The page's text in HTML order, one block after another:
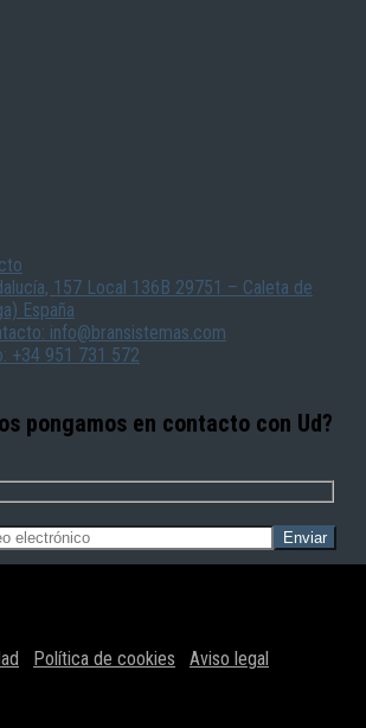
157 Local 136B 29751 – Caleta de
España
info@bransistemas.com
+34 951 731 572
pongamos en contacto con Ud?
Política de cookies Aviso legal